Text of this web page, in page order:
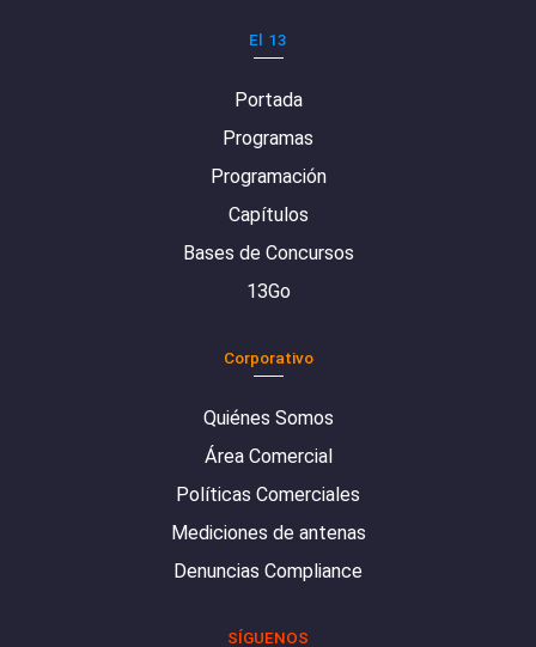
El 13
Portada
Programas
Programación
Capítulos
Bases de Concursos
13Go
Corporativo
Quiénes Somos
Área Comercial
Políticas Comerciales
Mediciones de antenas
Denuncias Compliance
SÍGUENOS